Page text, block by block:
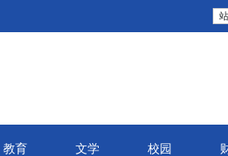
教育 文学 校园